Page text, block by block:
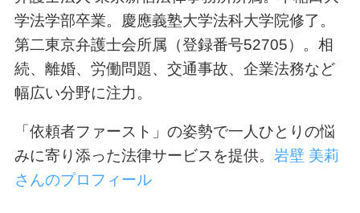
学法学部卒業。慶應義塾大学法科大学院修了。
第二東京弁護士会所属（登録番号52705）。相
続、離婚、労働問題、交通事故、企業法務など
幅広い分野に注力。
「依頼者ファースト」の姿勢で一人ひとりの悩
みに寄り添った法律サービスを提供。 岩壁 美莉
さんのプロフィール